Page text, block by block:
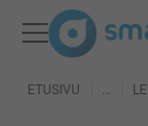
ETUSIVU